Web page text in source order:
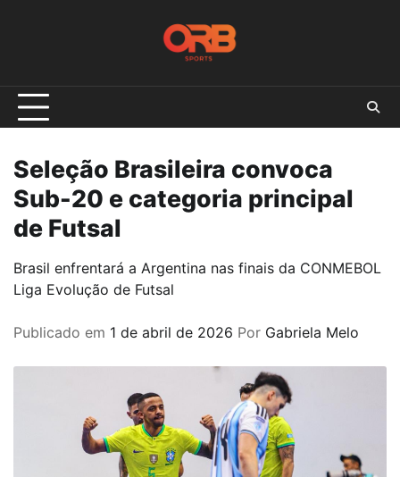
Seleção Brasileira convoca
Sub-20 e categoria principal
de Futsal
Brasil enfrentará a Argentina nas finais da CONMEBOL
Liga Evolução de Futsal
Publicado em 1 de abril de 2026 Por Gabriela Melo